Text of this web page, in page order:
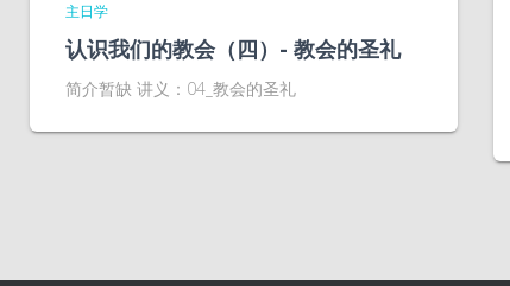
主日学
认识我们的教会（四）- 教会的圣礼
简介暂缺 讲义：04_教会的圣礼